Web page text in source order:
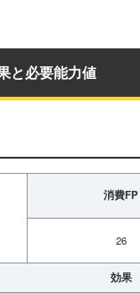
と必要能力値
消費FP
26
効果